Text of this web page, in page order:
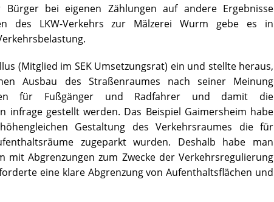
bei eigenen Zählungen auf andere Ergebnisse
des LKW-Verkehrs zur Mälzerei Wurm gebe es in
(Mitglied im SEK Umsetzungsrat) ein und stellte heraus,
Ausbau des Straßenraumes nach seiner Meinung
für Fußgänger und Radfahrer und damit die
infrage gestellt werden. Das Beispiel Gaimersheim habe
Gestaltung des Verkehrsraumes die für
zugeparkt wurden. Deshalb habe man
mit Abgrenzungen zum Zwecke der Verkehrsregulierung
eine klare Abgrenzung von Aufenthaltsflächen und